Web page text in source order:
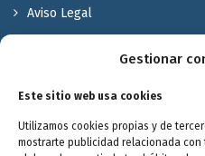
Gestionar
Este sitio web usa cookies
Utilizamos cookies propias y de
mostrarte publicidad relacionada
Aviso Legal
Valóranos